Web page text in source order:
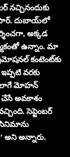
నచ్చినందుకు
దుబాయ్‌లో
అక్కడ
ఉన్నాం. మా
కంటెంట్‌కు
వరకు
మోహన్
చేసే అవకాశం
సెప్టెంబర్
సినిమాను
అని అన్నారు.